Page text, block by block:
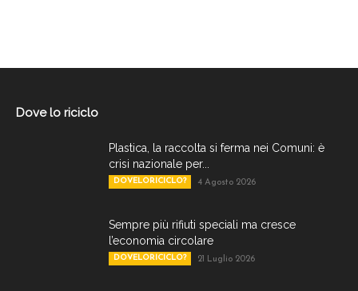
Dove lo riciclo
Plastica, la raccolta si ferma nei Comuni: è
crisi nazionale per...
DOVELORICICLO? 4 Agosto 2026
Sempre più rifiuti speciali ma cresce
l’economia circolare
DOVELORICICLO? 21 Luglio 2026